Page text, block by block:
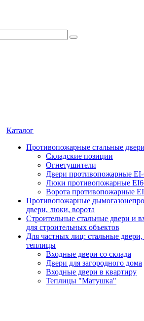
Каталог
Противопожарные стальные
Складские позиции
Огнетушители
Двери противопожарные
Люки противопожарные
Ворота противопожарные
Противопожарные
двери, люки, ворота
Строительные стальные двери и
для строительных объектов
Для частных лиц: стальные
теплицы
Входные двери со склада
Двери для загородного дома
Входные двери в квартиру
Теплицы "Матушка"